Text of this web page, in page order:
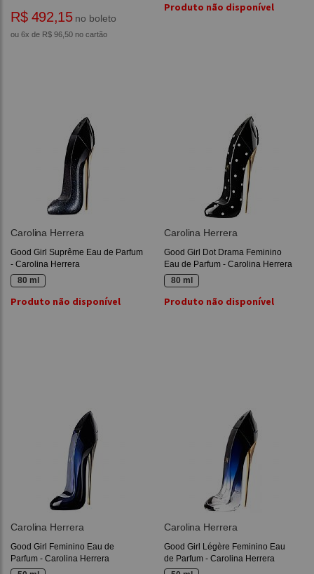
R$ 492,15no boleto
ou 6x de R$ 96,50 no cartão
Produto não disponível
Carolina Herrera
Good Girl Suprême Eau de Parfum
- Carolina Herrera
80 ml
Produto não disponível
Carolina Herrera
Good Girl Dot Drama Feminino
Eau de Parfum - Carolina Herrera
80 ml
Produto não disponível
Carolina Herrera
Good Girl Feminino Eau de
Parfum - Carolina Herrera
Carolina Herrera
Good Girl Légère Feminino Eau
de Parfum - Carolina Herrera